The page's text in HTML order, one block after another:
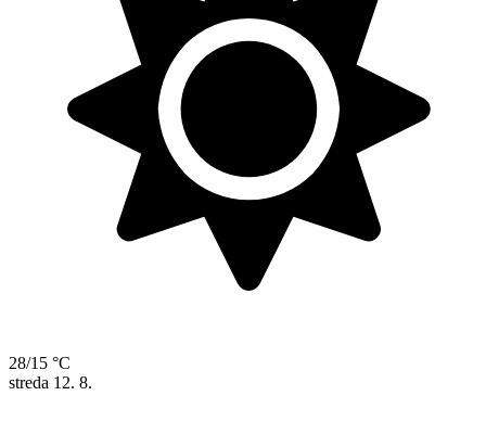
28/15 °C
streda 12. 8.